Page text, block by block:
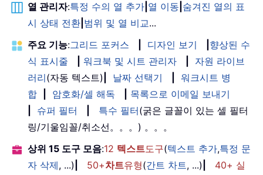
열 관리자:특정 수의 열 추가 열 이동 숨겨진 열의 표
시 상태 전환 범위 및 열 비교...
주요 기능:그리드 포커스 디자인 보기
향상된 수
식 표시줄
워크북 및 시트 관리자
자원 라이브
러리(자동 텍스트) 날짜 선택기
워크시트 병
합
암호화/셀 해독
목록으로 이메일 보내기
슈퍼 필터 특수 필터(굵은 글꼴이 있는 셀 필터
링/기울임꼴/취소선。。。) 。。。
상위 15 도구 모음:12 텍스트도구(텍스트 추가,특정 문
자 삭제, ...) 50+차트유형(간트 차트, ...)
40+ 실